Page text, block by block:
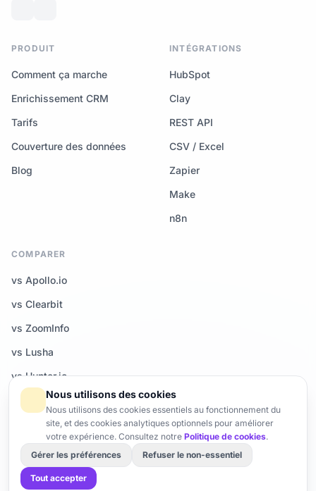
PRODUIT
Comment ça marche
Enrichissement CRM
Tarifs
Couverture des données
Blog
INTÉGRATIONS
HubSpot
Clay
REST API
CSV / Excel
Zapier
Make
n8n
COMPARER
vs Apollo.io
vs Clearbit
vs ZoomInfo
vs Lusha
vs Hunter.io
Tous les comparatifs →
© 2026 Enrich-CRM — Tous droits réservés.
Centre de confianceBrand
Gérer les cookies
Fait avec ♥ en France · Serveurs UE · Conforme RGPD
Nous utilisons des cookies
Nous utilisons des cookies essentiels au fonctionnement du
site, et des cookies analytiques optionnels pour améliorer
votre expérience. Consultez notre Politique de cookies.
Gérer les préférences
Refuser le non-essentiel
Tout accepter